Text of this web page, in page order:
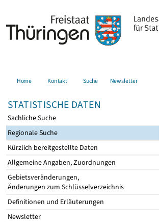
Home Kontakt Suche Newsletter
STATISTISCHE DATEN
Sachliche Suche
Regionale Suche
Kürzlich bereitgestellte Daten
Allgemeine Angaben, Zuordnungen
Gebietsveränderungen,
Änderungen zum Schlüsselverzeichnis
Definitionen und Erläuterungen
Newsletter